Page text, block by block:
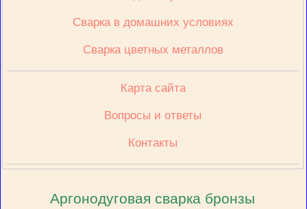
Сварка в домашних условиях
Сварка цветных металлов
Карта сайта
Вопросы и ответы
Контакты
Аргонодуговая сварка бронзы